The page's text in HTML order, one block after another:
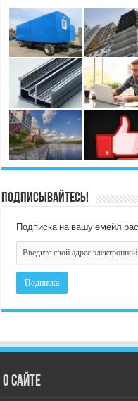
Подписывайтесь!
Подписка на вашу емейл
О сайте